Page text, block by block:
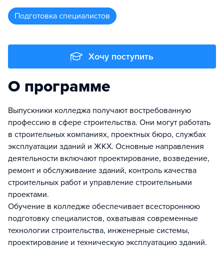
подготовка специалистов
Хочу поступить
О программе
Выпускники колледжа получают востребованную
профессию в сфере строительства. Они могут работать
в строительных компаниях, проектных бюро, службах
эксплуатации зданий и ЖКХ. Основные направления
деятельности включают проектирование, возведение,
ремонт и обслуживание зданий, контроль качества
строительных работ и управление строительными
проектами.
Обучение в колледже обеспечивает всестороннюю
подготовку специалистов, охватывая современные
технологии строительства, инженерные системы,
проектирование и техническую эксплуатацию зданий.